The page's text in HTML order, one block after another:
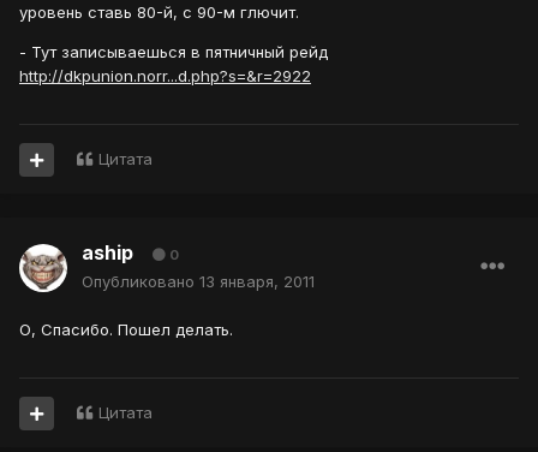
уровень ставь 80-й, с 90-м глючит.
- Тут записываешься в пятничный рейд
http://dkpunion.norr...d.php?s=&r=2922
Цитата
aship 0
Опубликовано 13 января, 2011
О, Спасибо. Пошел делать.
Цитата